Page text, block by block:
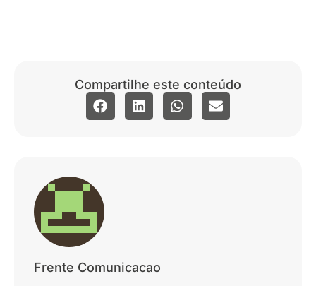
Compartilhe este conteúdo
Frente Comunicacao